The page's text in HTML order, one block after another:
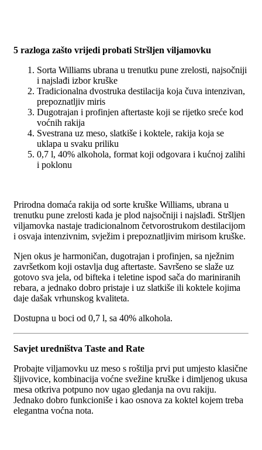
5 razloga zašto vrijedi probati Stršljen viljamovku
Sorta Williams ubrana u trenutku pune zrelosti, najsočniji
i najslađi izbor kruške
Tradicionalna dvostruka destilacija koja čuva intenzivan,
prepoznatljiv miris
Dugotrajan i profinjen aftertaste koji se rijetko sreće kod
voćnih rakija
Svestrana uz meso, slatkiše i koktele, rakija koja se
uklapa u svaku priliku
0,7 l, 40% alkohola, format koji odgovara i kućnoj zalihi
i poklonu
Prirodna domaća rakija od sorte kruške Williams, ubrana u
trenutku pune zrelosti kada je plod najsočniji i najslađi. Stršljen
viljamovka nastaje tradicionalnom četvorostrukom destilacijom
i osvaja intenzivnim, svježim i prepoznatljivim mirisom kruške.
Njen okus je harmoničan, dugotrajan i profinjen, sa nježnim
završetkom koji ostavlja dug aftertaste. Savršeno se slaže uz
gotovo sva jela, od bifteka i teletine ispod sača do mariniranih
rebara, a jednako dobro pristaje i uz slatkiše ili koktele kojima
daje dašak vrhunskog kvaliteta.
Dostupna u boci od 0,7 l, sa 40% alkohola.
Savjet uredništva Taste and Rate
Probajte viljamovku uz meso s roštilja prvi put umjesto klasične
šljivovice, kombinacija voćne svežine kruške i dimljenog ukusa
mesa otkriva potpuno nov ugao gledanja na ovu rakiju.
Jednako dobro funkcioniše i kao osnova za koktel kojem treba
elegantna voćna nota.